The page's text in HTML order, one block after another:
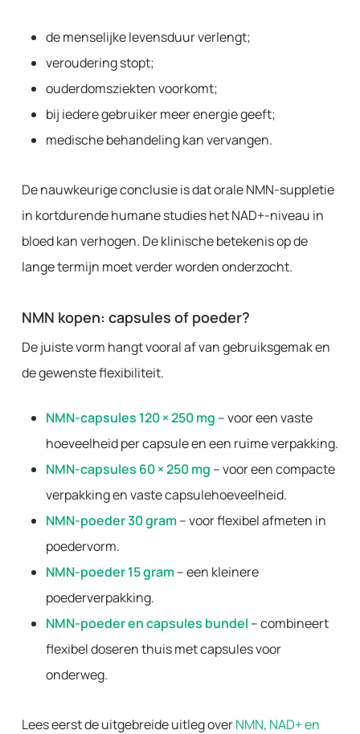
de menselijke levensduur verlengt;
veroudering stopt;
ouderdomsziekten voorkomt;
bij iedere gebruiker meer energie geeft;
medische behandeling kan vervangen.
De nauwkeurige conclusie is dat orale NMN-suppletie
in kortdurende humane studies het NAD+-niveau in
bloed kan verhogen. De klinische betekenis op de
lange termijn moet verder worden onderzocht.
NMN kopen: capsules of poeder?
De juiste vorm hangt vooral af van gebruiksgemak en
de gewenste flexibiliteit.
NMN-capsules 120 × 250 mg – voor een vaste
hoeveelheid per capsule en een ruime verpakking.
NMN-capsules 60 × 250 mg – voor een compacte
verpakking en vaste capsulehoeveelheid.
NMN-poeder 30 gram– voor flexibel afmeten in
poedervorm.
NMN-poeder 15 gram– een kleinere
poederverpakking.
NMN-poeder en capsules bundel – combineert
flexibel doseren thuis met capsules voor
onderweg.
Lees eerst de uitgebreide uitleg overNMN, NAD+ en